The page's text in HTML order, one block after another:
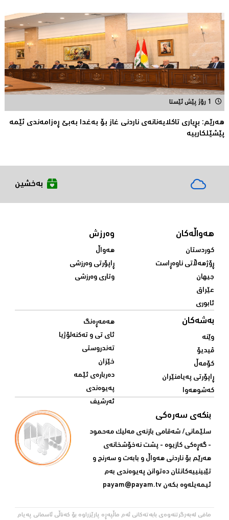
1 رۆژ پێش ئێستا
هەرێم: بڕیاری تاكلایەنانەى ناردنی غاز بۆ بەغدا بەبێ ڕەزامەندی ئێمە
پێشێلکارییە
بەخشین
هەواڵەکان
کوردستان
ڕۆژهەڵاتی ناوەڕاست
جیهان
عێراق
ئابوری
وەرزش
هەواڵ
ڕاپۆرتی وەرزشی
وتاری وەرزشی
بەشەکان
وێنە
ڤیدیۆ
کۆمەڵ
ڕاپۆرتی پەیامنێران
کەشوهەوا
هەمەڕەنگ
ئای تی و تەکنەلۆژیا
تەندروستی
خێزان
دەربارەی ئێمە
پەیوەندی
ئەرشیف
بنکەی سەرەکی
سلێمانی/ شه‌قامی بازنه‌ی مه‌لیک مه‌حمود
- گه‌ڕه‌کی کازیوه‌ - پشت نه‌خۆشخانه‌ی‌
هه‌رێم بۆ ناردنی‌ هه‌واڵ و بابه‌ت و سه‌رنج و
تێبینییه‌كانتان ده‌توانن په‌یوه‌ندی‌ به‌م
ئیمه‌یله‌وه‌ بكه‌ن payam@payam.tv
مافی لەبەرگرتنەوەی بابەتەکانی ئەم ماڵپەڕە پارێزراوە بۆ کەناڵی ئاسمانی پەیام